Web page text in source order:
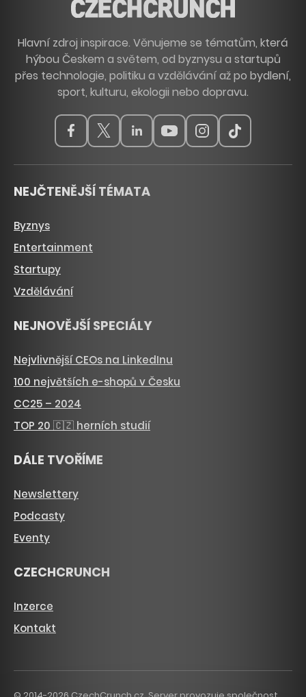
Hlavní zdroj inspirace. Věnujeme se tématům, která
hýbou Českem a světem, od byznysu a startupů
přes technologie, politiku a vzdělávání až po bydlení,
sport, kulturu, ekologii nebo dopravu.
NEJČTENĚJŠÍ TÉMATA
Byznys
Entertainment
Startupy
Vzdělávání
NEJNOVĚJŠÍ SPECIÁLY
Nejvlivnější CEOs na LinkedInu
100 největších e-shopů v Česku
CC25 – 2024
TOP 20 🇨🇿 herních studií
DÁLE TVOŘÍME
Newslettery
Podcasty
Eventy
CZECHCRUNCH
Inzerce
Kontakt